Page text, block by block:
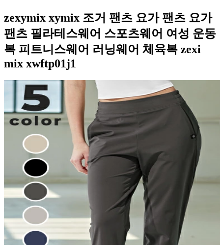
zexymix xymix 조거 팬츠 요가 팬츠 요가
팬츠 필라테스웨어 스포츠웨어 여성 운동
복 피트니스웨어 러닝웨어 체육복 zexi
mix xwftp01j1